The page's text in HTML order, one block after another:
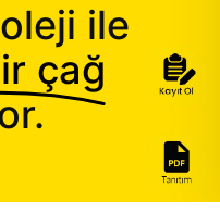
ile
çağ